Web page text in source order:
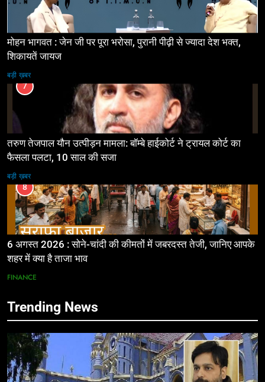
मोहन भागवत : जेन जी पर पूरा भरोसा, पुरानी पीढ़ी से ज्यादा देश भक्त,
शिकायतें जायज
बड़ी ख़बर
7
तरुण तेजपाल यौन उत्पीड़न मामला: बॉम्बे हाईकोर्ट ने ट्रायल कोर्ट का
फैसला पलटा, 10 साल की सजा
बड़ी ख़बर
8
6 अगस्त 2026 : सोने-चांदी की कीमतों में जबरदस्त तेजी, जानिए आपके
शहर में क्या है ताजा भाव
FINANCE
Trending News